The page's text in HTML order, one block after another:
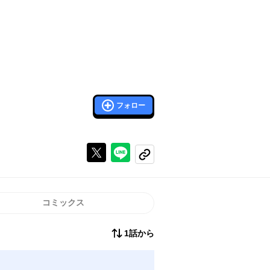
フォロー
Xで投稿するラインでシェアする
コピーする
コミックス
1話から